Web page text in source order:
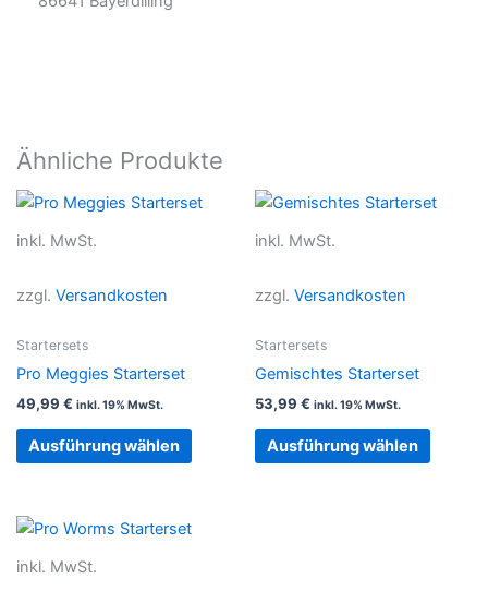
Ähnliche Produkte
inkl. MwSt.
zzgl. Versandkosten
Startersets
Pro Meggies Starterset
49,99 € inkl. 19% MwSt.
Ausführung wählen
Dieses
Varianten
Optionen
auf
der
inkl. MwSt.
zzgl. Versandkosten
Startersets
Gemischtes Starterset
53,99 € inkl. 19% MwSt.
Ausführung wählen
Dieses
auf
der
inkl. MwSt.
Dieses